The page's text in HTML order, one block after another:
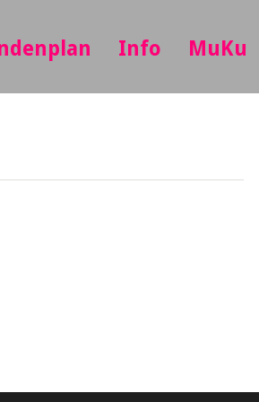
Info MuKu